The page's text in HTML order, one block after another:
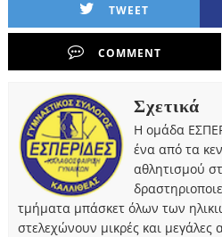
TWEET
COMMENT
Σχετικά
Η ομάδα
ένα από τα
αθλητισμού
τμήματα μπάσκετ όλων των
στελεχώνουν μικρές και μεγάλες